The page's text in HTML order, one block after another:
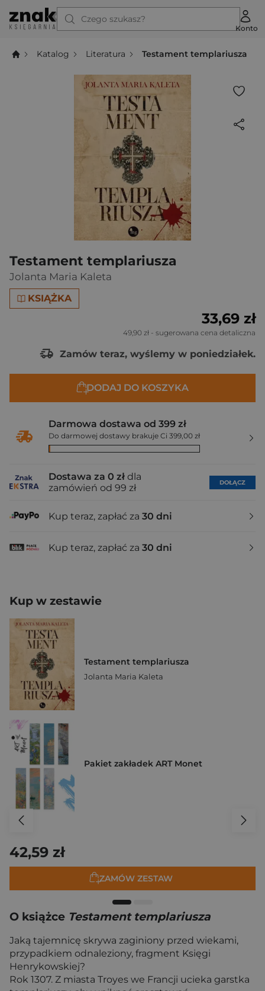
Czego szukasz?
Konto
Katalog Literatura Testament templariusza
Testament templariusza
Jolanta Maria Kaleta
KSIĄŻKA
33,69 zł
49,90 zł - sugerowana cena detaliczna
Zamów teraz, wyślemy w poniedziałek.
DODAJ DO KOSZYKA
Darmowa dostawa od 399 zł
Do darmowej dostawy brakuje Ci 399,00 zł
Dostawa za 0 zł dla
zamówień od 99 zł
DOŁĄCZ
Kup teraz, zapłać za 30 dni
Kup teraz, zapłać za 30 dni
Kup w zestawie
Testament templariusza
Jolanta Maria Kaleta
Pakiet zakładek ART Monet
42,59 zł
ZAMÓW ZESTAW
O książce Testament templariusza
Jaką tajemnicę skrywa zaginiony przed wiekami,
przypadkiem odnaleziony, fragment Księgi
Henrykowskiej?
Rok 1307. Z miasta Troyes we Francji ucieka garstka